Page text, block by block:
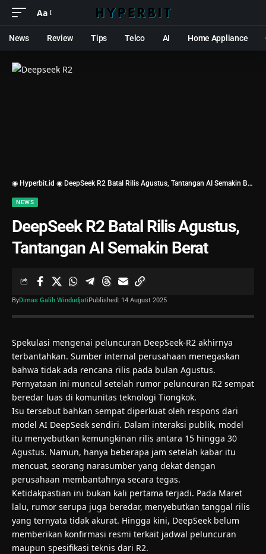
Aa
News Review Tips Telco AI Home Appliance
◉ Hyperbit.id ◉ DeepSeek R2 Batal Rilis Agustus, Tantangan AI Semakin Berat
NEWS
DeepSeek R2 Batal Rilis Agustus,
Tantangan AI Semakin Berat
ByDimas Galih WindudjatiPublished: 14 August 2025
Spekulasi mengenai peluncuran DeepSeek-R2 akhirnya
terbantahkan. Sumber internal perusahaan menegaskan
bahwa tidak ada rencana rilis pada bulan Agustus.
Pernyataan ini muncul setelah rumor peluncuran R2 sempat
beredar luas di komunitas teknologi Tiongkok.
Isu tersebut bahkan sempat diperkuat oleh respons dari
model AI DeepSeek sendiri. Dalam interaksi publik, model
itu menyebutkan kemungkinan rilis antara 15 hingga 30
Agustus. Namun, hanya beberapa jam setelah kabar itu
mencuat, seorang narasumber yang dekat dengan
perusahaan membantahnya secara tegas.
Ketidakpastian ini bukan kali pertama terjadi. Pada Maret
lalu, rumor serupa juga beredar, menyebutkan tanggal rilis
yang ternyata tidak akurat. Hingga kini, DeepSeek belum
memberikan konfirmasi resmi terkait jadwal peluncuran
maupun spesifikasi teknis dari R2.